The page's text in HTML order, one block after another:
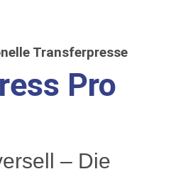
Transferpresse
Pro
– Die